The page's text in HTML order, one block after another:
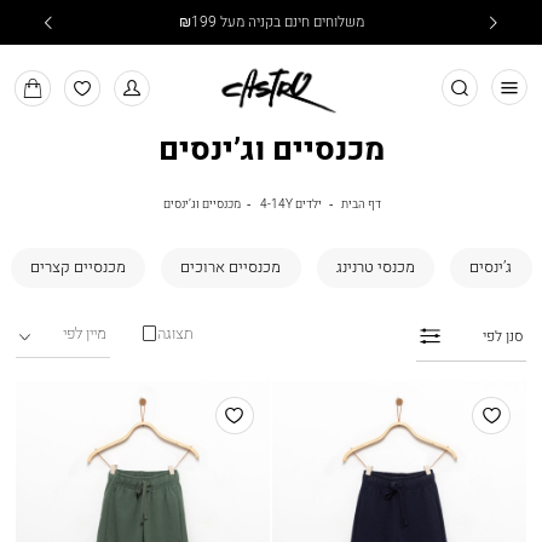
משלוחים חינם בקניה מעל ₪199
חפש למעבר
למועדפים
MY
מכנסיים וג’ינסים
דף הבית דף ילדים 4-14Y ילדיםמכנסיים וג’ינסים
ג’ינסים מכנסי טרנינג מכנסיים ארוכים מכנסיים קצרים
סנן לפי תצוגה
הוסף
למועדפים
הוסף
למועדפים